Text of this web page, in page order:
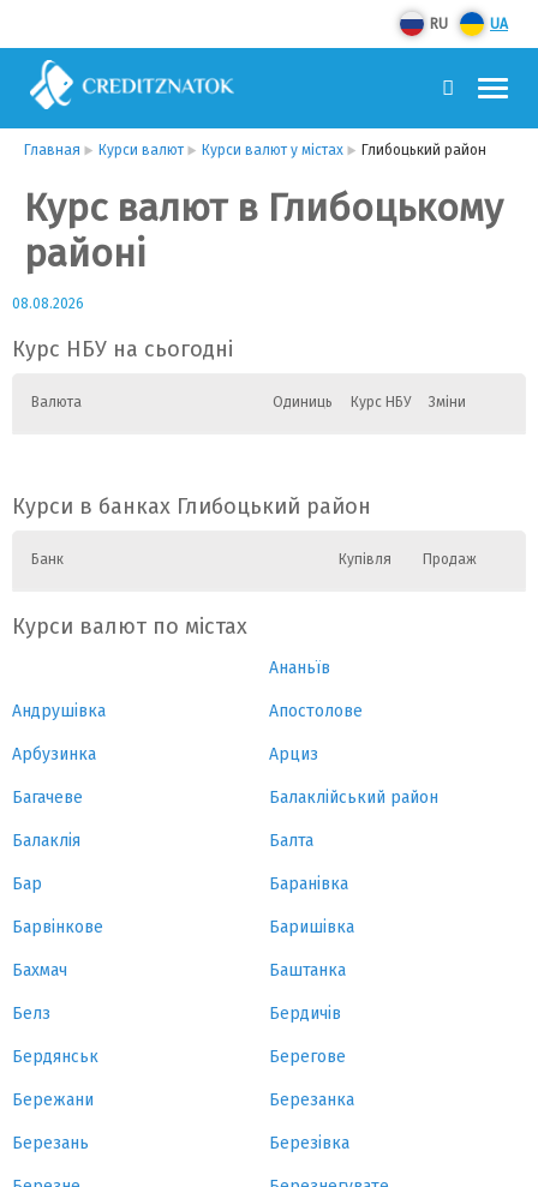
RU UA
Главная Курси валют Курси валют у містах Глибоцький район
Курс валют в Глибоцькому
районі
08.08.2026
Курс НБУ на сьогодні
Валюта Одиниць Курс НБУ Зміни
Курси в банках Глибоцький район
Банк Купівля Продаж
Курси валют по містах
Ананьїв
Андрушівка Апостолове
Арбузинка Арциз
Багачеве Балаклійський район
Балаклія Балта
Бар Баранівка
Барвінкове Баришівка
Бахмач Баштанка
Белз Бердичів
Бердянськ Берегове
Бережани Березанка
Березань Березівка